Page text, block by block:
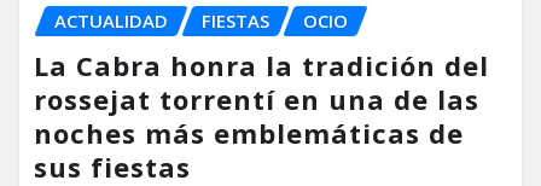
ACTUALIDAD FIESTAS OCIO
La Cabra honra la tradición del
rossejat torrentí en una de las
noches más emblemáticas de
sus fiestas